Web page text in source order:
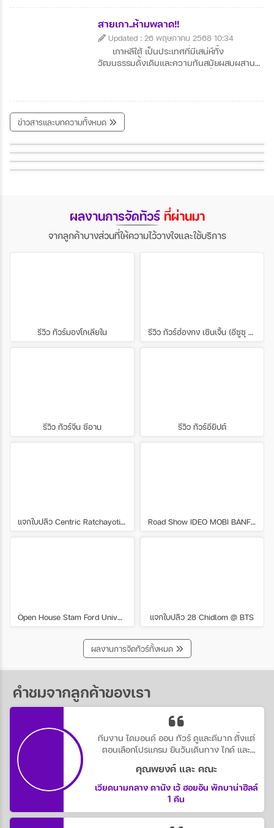
ฤดูใบไม้เปลี่ยนสีและฤดูหนาวที่หิมะ
ปกคลุม กำแพงทอดยาวคดเคี้ยวตามแนวเขา
ให้ความรู้สึกยิ่งใหญ่และสง่างาม นักท่องเที่ยว
สามารถเดินสำรวจบางช่วงของกำแพง เช่น ที่
ปาต๋าหลิงหรือมู่เถียนยวี่ซึ่งได้รับการบูรณะอย่าง
ดี นอกจากจะได้ชมทัศนียภาพ ยังได้สัมผัส
สายเกา..ห้ามพลาด!!
Updated : 26 พฤษภาคม 2568 10:34
เกาหลีใต้ เป็นประเทศที่มีเสน่ห์ทั้ง
วัฒนธรรมดั้งเดิมและความทันสมัยผสมผสาน
เกาหลี ได้รับความนิยมทั่วโลก เหมาะสำหรับสาย
ช้อป บรรยากาศสวยงามทุกฤดู โดยเฉพาะฤดู
ใบไม้เปลี่ยนสีและหิมะในฤดูหนาว
ข่าวสารและบทความทั้งหมด
แจกพิกัดเที่ยว "ซีอาน"
วาบไป "มองโกเลีย" กัน
"ชิซูโอกะ" เมืองแหล่งชาเขียวชั้นเยี่ยมของญี่ปุ่น
"นอร์เวย์"
ผลงานการจัดทัวร์ที่ผ่านมา
จากลูกค้าบางส่วนที่ให้ความไว้วางใจและใช้บริการ
รีวิว ทัวร์มองโกเลียใน รีวิว ทัวร์ฮ่องกง เซินเจิ้น (อีซูซุ คิงส์ยนต์ กรุงเทพ)
รีวิว ทัวร์จีน ซีอาน รีวิว ทัวร์อียิปต์
แจกใบปลิว Centric Ratchayotin @ Central East Ville Road Show IDEO MOBI BANFSUE
Open House Stam Ford University แจกใบปลิว 28 Chidlom @ BTS
ผลงานการจัดทัวร์ทั้งหมด
คำชมจากลูกค้าของเรา
ทีมงาน ไดมอนด์ ออน ทัวร์ ดูและดีมาก ตั้งแต่
ตอนเลือกโปรแกรม ยันวันเดินทาง ไกด์ และ
หัวหน้าทัวร์ ดูแลดีตลอดทริป น่ารักทุกคน
คุณพยงค์ และ คณะ
เวียดนามกลาง ดานัง เว้ ฮอยอัน พักบาน่าฮิลล์
1 คืน